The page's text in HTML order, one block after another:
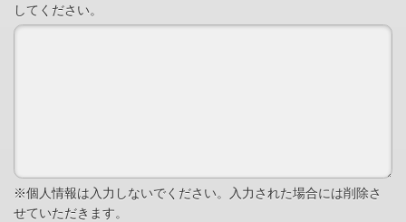
してください。
※個人情報は入力しないでください。入力された場合には削除さ
せていただきます。